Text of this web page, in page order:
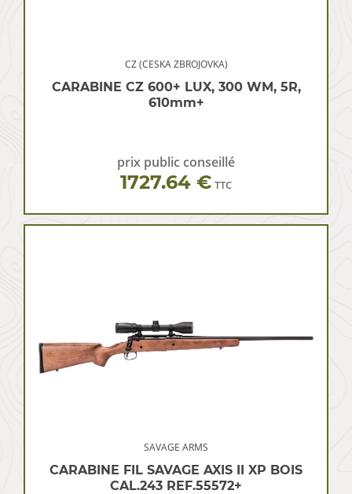
CZ (CESKA ZBROJOVKA)
CARABINE CZ 600+ LUX, 300 WM, 5R,
610mm+
prix public conseillé
1727.64 € TTC
SAVAGE ARMS
CARABINE FIL SAVAGE AXIS II XP BOIS
CAL.243 REF.55572+